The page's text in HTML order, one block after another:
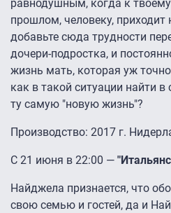
равнодушным, когда к
прошлом, человеку, приходит
добавьте сюда трудности
дочери-подростка, и
жизнь мать, которая уж
как в такой ситуации найти
ту самую "новую жизнь"?
Производство: 2017 г.
С 21 июня в 22:00 —
Найджела признается, что
свою семью и гостей, да и